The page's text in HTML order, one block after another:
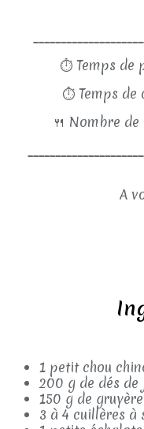
⏱ Temps de
⏱ Temps de
🍴 Nombre de
A
1 petit chou
200 g de dés
150 g de
3 à 4 cuillères à